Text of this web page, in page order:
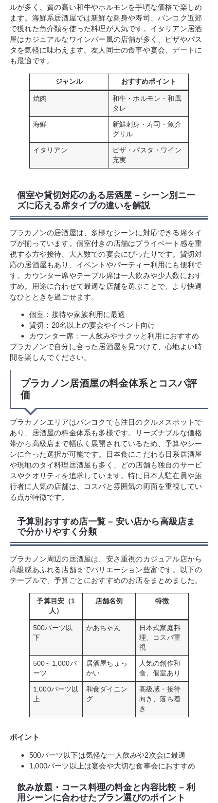
ルが多く、質の高い和牛やホルモンを手頃な価格で楽しめ
ます。海鮮系居酒屋では新鮮な刺身や寿司、バンコク近郊
で獲れた魚介類を使った料理が人気です。イタリアン居酒
屋はカジュアルなワインバー風の店舗が多く、ピザやパス
タを気軽に味わえます。友人同士の食事や宴会、デートに
も最適です。
ジャンル おすすめポイント
焼肉
和牛・ホルモン・和風
タレ
海鮮
新鮮刺身・寿司・魚介
グリル
イタリアン
ピザ・パスタ・ワイン
充実
個室や貸切対応のある居酒屋 – シーン別ニー
ズに応える席タイプの違いを解説
プラカノンの居酒屋は、多様なシーンに対応できる席タイ
プが揃っています。個室付きの店舗はプライベート感を重
視する方や接待、大人数での宴会にぴったりです。貸切対
応の居酒屋もあり、イベントやパーティー利用にも便利で
す。カウンター席やテーブル席は一人飲みや少人数におす
すめ。用途に合わせて最適な店舗を選ぶことで、より快適
なひとときを過ごせます。
個室：接待や家族利用に最適
貸切：20名以上の宴会やイベント向け
カウンター席：一人飲みやサクッと利用におすすめ
プラカノンで自分に合った居酒屋を見つけて、心地よい時
間を楽しんでください。
プラカノン居酒屋の料金体系とコスパ評
価
プラカノンエリアはバンコクでも注目のグルメスポットで
あり、居酒屋の料金体系も多様です。リーズナブルな価格
帯から高級店まで幅広く展開されているため、予算やシー
ンに合った選択が可能です。日本食にこだわる日系居酒屋
や現地のタイ料理居酒屋も多く、どの店舗も独自のサービ
スやクオリティを追求しています。特に日本人駐在員や旅
行者に人気の店舗は、コスパと雰囲気の両面を重視してい
る点が特徴です。
予算別おすすめ店一覧 – 安い店から高級店ま
で分かりやすく分類
プラカノン周辺の居酒屋は、安さ重視のカジュアル店から
高級感あふれる店舗までバリエーション豊富です。以下の
テーブルで、予算ごとにおすすめのお店をまとめました。
予算目安（1
人）
店舗名例 特徴
500バーツ以
下
かあちゃん
日本式家庭料
理、コスパ重
視
500～1,000バ
ーツ
居酒屋ちょっ
かい
人気の創作和
食、個室あり
1,000バーツ以
上
和食ダイニン
グ
高級感・接待
向き、落ち着
き
ポイント
500バーツ以下は気軽な一人飲みや2次会に最適
1,000バーツ以上は宴会や大切な食事会におすすめ
飲み放題・コース料理の料金と内容比較 – 利
用シーンに合わせたプラン選びのポイント